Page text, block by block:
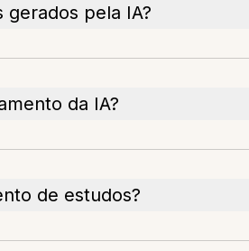
gerados pela IA?
da IA?
de estudos?